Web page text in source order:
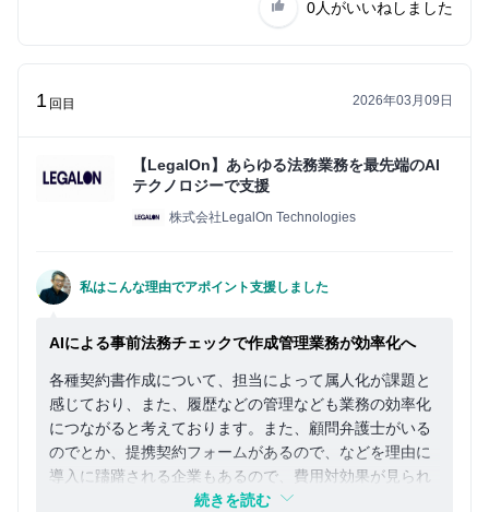
0人がいいねしました
1 回目 2026年03月09日
【LegalOn】あらゆる法務業務を最先端のAI
テクノロジーで支援
株式会社LegalOn Technologies
私はこんな理由でアポイント支援しました
AIによる事前法務チェックで作成管理業務が効率化へ
各種契約書作成について、担当によって属人化が課題と
感じており、また、履歴などの管理なども業務の効率化
につながると考えております。また、顧問弁護士がいる
のでとか、提携契約フォームがあるので、などを理由に
導入に躊躇される企業もあるので、費用対効果が見られ
続きを読む